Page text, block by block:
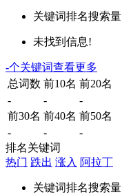
关键词排名搜索量
未找到信息!
-个关键词查看更多
总词数 前10名 前20名
-
-
-
前30名 前40名 前50名
-
-
-
排名关键词
热门 跌出 涨入 阿拉丁
关键词排名搜索量